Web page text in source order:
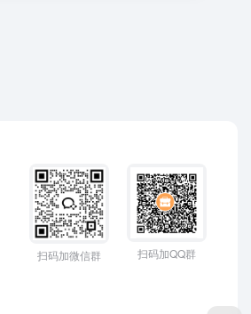
扫码加微信群 扫码加QQ群